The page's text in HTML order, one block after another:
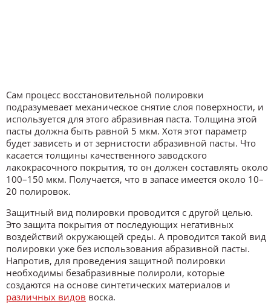
Сам процесс восстановительной полировки
подразумевает механическое снятие слоя поверхности, и
используется для этого абразивная паста. Толщина этой
пасты должна быть равной 5 мкм. Хотя этот параметр
будет зависеть и от зернистости абразивной пасты. Что
касается толщины качественного заводского
лакокрасочного покрытия, то он должен составлять около
100–150 мкм. Получается, что в запасе имеется около 10–
20 полировок.
Защитный вид полировки проводится с другой целью.
Это защита покрытия от последующих негативных
воздействий окружающей среды. А проводится такой вид
полировки уже без использования абразивной пасты.
Напротив, для проведения защитной полировки
необходимы безабразивные полироли, которые
создаются на основе синтетических материалов и
различных видов воска.